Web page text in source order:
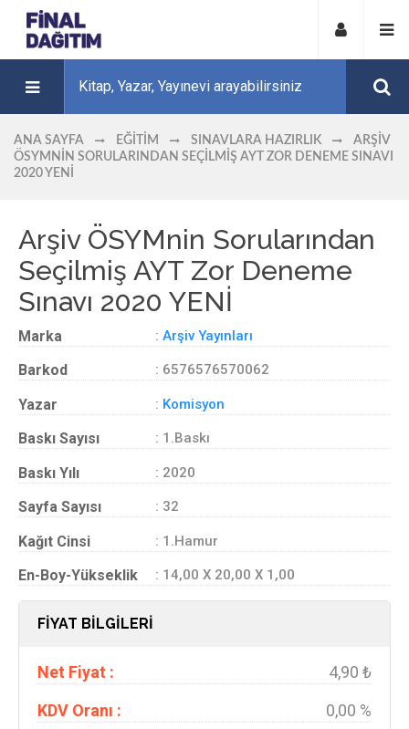
ANA SAYFA EĞITIM SINAVLARA HAZIRLIK
ARŞIV
ÖSYMNIN SORULARINDAN SEÇILMIŞ AYT ZOR DENEME SINAVI
2020 YENİ
Arşiv ÖSYMnin Sorularından
Seçilmiş AYT Zor Deneme
Sınavı 2020 YENİ
Marka : Arşiv Yayınları
Barkod : 6576576570062
Yazar : Komisyon
Baskı Sayısı : 1.Baskı
Baskı Yılı : 2020
Sayfa Sayısı : 32
Kağıt Cinsi : 1.Hamur
En-Boy-Yükseklik : 14,00 X 20,00 X 1,00
FİYAT BİLGİLERİ
Net Fiyat :
4,90 ₺
KDV Oranı :
0,00 %